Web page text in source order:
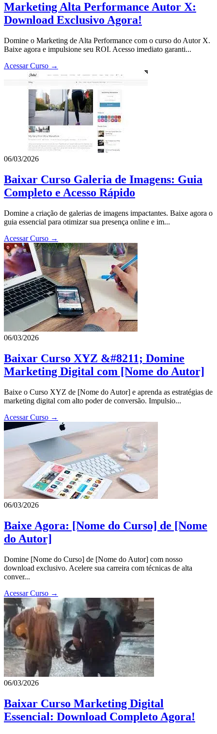
Marketing Alta Performance Autor X:
Download Exclusivo Agora!
Domine o Marketing de Alta Performance com o curso do Autor X.
Baixe agora e impulsione seu ROI. Acesso imediato garanti...
Acessar Curso →
06/03/2026
Baixar Curso Galeria de Imagens: Guia
Completo e Acesso Rápido
Domine a criação de galerias de imagens impactantes. Baixe agora o
guia essencial para otimizar sua presença online e im...
Acessar Curso →
06/03/2026
Baixar Curso XYZ &#8211; Domine
Marketing Digital com [Nome do Autor]
Baixe o Curso XYZ de [Nome do Autor] e aprenda as estratégias de
marketing digital com alto poder de conversão. Impulsio...
Acessar Curso →
06/03/2026
Baixe Agora: [Nome do Curso] de [Nome
do Autor]
Domine [Nome do Curso] de [Nome do Autor] com nosso
download exclusivo. Acelere sua carreira com técnicas de alta
conver...
Acessar Curso →
06/03/2026
Baixar Curso Marketing Digital
Essencial: Download Completo Agora!